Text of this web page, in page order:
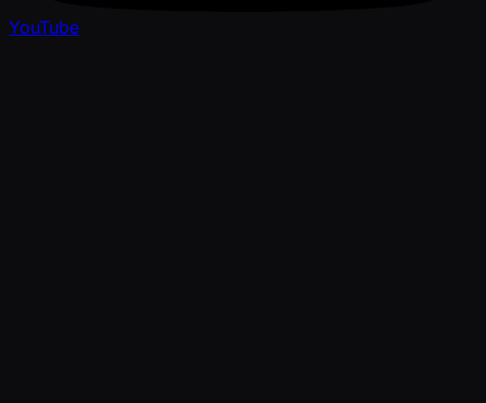
YouTube